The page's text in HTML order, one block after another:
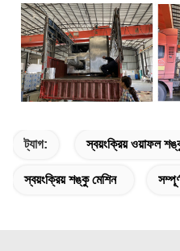
ট্যাগ: স্বয়ংক্রিয় ওয়াফল
স্বয়ংক্রিয় শঙ্কু মেশিন